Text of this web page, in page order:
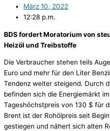
März 10, 2022
12:28 p.m.
BDS fordert Moratorium von
Heizöl und Treibstoffe
Die Verbraucher stehen teils
Euro und mehr für den Liter
Tendenz weiter steigend. Durch
befinden sich die Energiemärkt
Tageshöchstpreis von 130 $ für
Brent ist der Rohölpreis seit
gestiegen und nähert sich alten